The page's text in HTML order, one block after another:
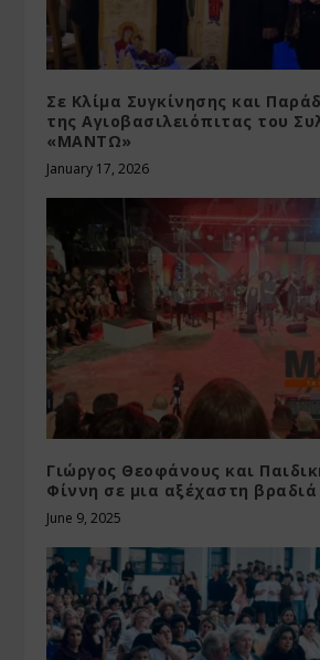
Σε Κλίμα Συγκίνησης και
της Αγιοβασιλειόπιτας του
«ΜΑΝΤΩ»
January 17, 2026
Γιώργος Θεοφάνους και
Φίννη σε μια αξέχαστη βραδιά
June 9, 2025